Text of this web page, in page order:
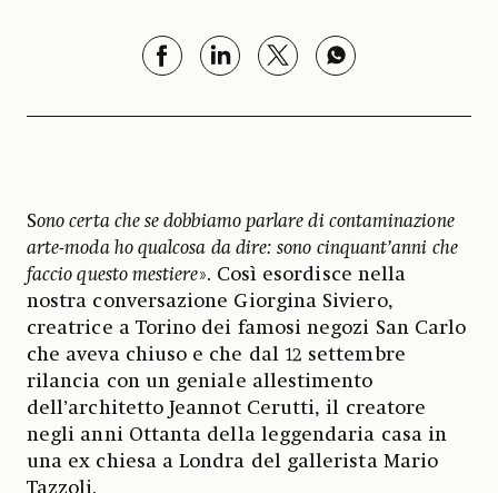
Sono certa che se dobbiamo parlare di contaminazione
arte-moda ho qualcosa da dire: sono cinquant’anni che
faccio questo mestiere». Così esordisce nella
nostra conversazione Giorgina Siviero,
creatrice a Torino dei famosi negozi San Carlo
che aveva chiuso e che dal 12 settembre
rilancia con un geniale allestimento
dell’architetto Jeannot Cerutti, il creatore
negli anni Ottanta della leggendaria casa in
una ex chiesa a Londra del gallerista Mario
Tazzoli.